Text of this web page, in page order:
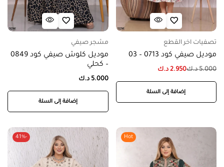
تصفيات اخر القطع
موديل صيفي كود 0713 – 03
5.000 د.ك2.950 د.ك
إضافة إلى السلة
مشجر صيفي
موديل كلوش صيفي كود 0849
– كحلي
5.000 د.ك
إضافة إلى السلة
Hot
-41%